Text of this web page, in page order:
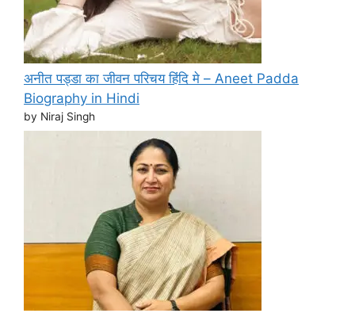
अनीत पड्डा का जीवन परिचय हिंदि मे – Aneet Padda
Biography in Hindi
by Niraj Singh